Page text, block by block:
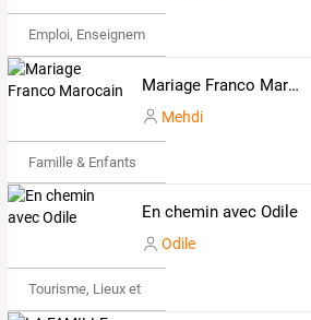
Emploi, Enseignement & Etudes
Mariage Franco Marocain
Mehdi
Famille & Enfants
En chemin avec Odile
Odile
Tourisme, Lieux et Événements